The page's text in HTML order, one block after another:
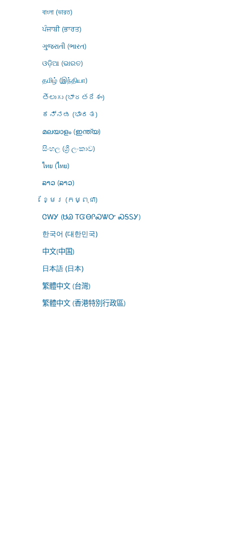
বাংলা (ভারত)
ਪੰਜਾਬੀ (ਭਾਰਤ)
ગુજરાતી (ભારત)
ଓଡ଼ିଆ (ଭାରତ)
தமிழ் (இந்தியா)
తెలుగు (భారతదేశం)
ಕನ್ನಡ (ಭಾರತ)
മലയാളം (ഇന്ത്യ)
සිංහල (ශ්‍රී ලංකාව)
ไทย (ไทย)
ລາວ (ລາວ)
ខ្មែរ (កម្ពុជា)
ᏣᎳᎩ (ᏌᏊ ᎢᏳᎾᎵᏍᏔᏅ ᏍᎦᏚᎩ)
한국어 (대한민국)
中文(中国)
日本語 (日本)
繁體中文 (台灣)
繁體中文 (香港特別行政區)